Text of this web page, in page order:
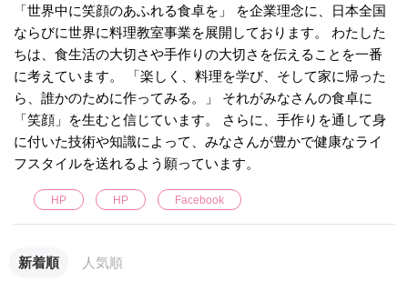
「世界中に笑顔のあふれる食卓を」 を企業理念に、日本全国
ならびに世界に料理教室事業を展開しております。 わたした
ちは、食生活の大切さや手作りの大切さを伝えることを一番
に考えています。 「楽しく、料理を学び、そして家に帰った
ら、誰かのために作ってみる。」 それがみなさんの食卓に
「笑顔」を生むと信じています。 さらに、手作りを通して身
に付いた技術や知識によって、みなさんが豊かで健康なライ
フスタイルを送れるよう願っています。
HP HP Facebook
新着順 人気順